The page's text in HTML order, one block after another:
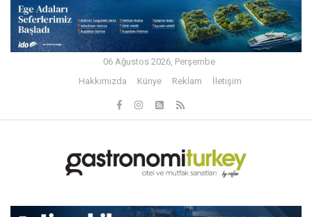
06 Ağustos 2026, Perşembe
Hakkımızda
Künye Reklam İletişim